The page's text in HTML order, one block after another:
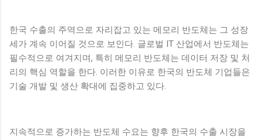
한국 수출의 주역으로 자리잡고 있는 메모리 반도체는 그 성장
세가 계속 이어질 것으로 보인다. 글로벌 IT 산업에서 반도체는
필수적으로 여겨지며, 특히 메모리 반도체는 데이터 저장 및 처
리의 핵심 역할을 한다. 이러한 이유로 한국의 반도체 기업들은
기술 개발 및 생산 확대에 집중하고 있다.
지속적으로 증가하는 반도체 수요는 향후 한국의 수출 시장을